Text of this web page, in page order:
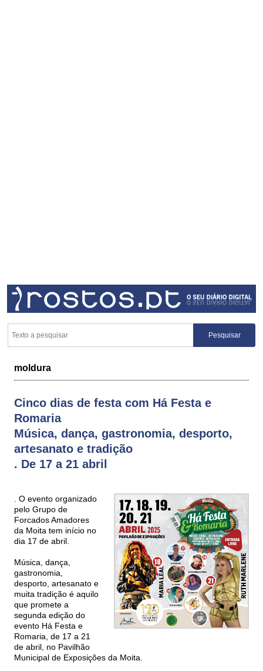
moldura
Cinco dias de festa com Há Festa e
Romaria
Música, dança, gastronomia, desporto,
artesanato e tradição
. De 17 a 21 abril
. O evento organizado
pelo Grupo de
Forcados Amadores
da Moita tem início no
dia 17 de abril.
Música, dança,
gastronomia,
desporto, artesanato e
muita tradição é aquilo
que promete a
segunda edição do
evento Há Festa e
Romaria, de 17 a 21
de abril, no Pavilhão
Municipal de Exposições da Moita.